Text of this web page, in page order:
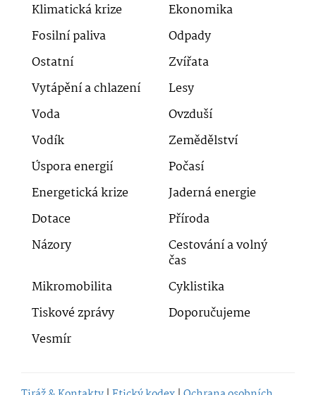
Klimatická krize
Ekonomika
Fosilní paliva
Odpady
Ostatní
Zvířata
Vytápění a chlazení
Lesy
Voda
Ovzduší
Vodík
Zemědělství
Úspora energií
Počasí
Energetická krize
Jaderná energie
Dotace
Příroda
Názory
Cestování a volný
čas
Mikromobilita
Cyklistika
Tiskové zprávy
Doporučujeme
Vesmír